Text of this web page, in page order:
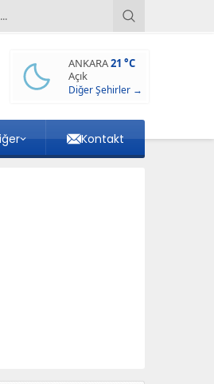
ANKARA21 °C
Açık
Diğer Şehirler →
Kontakt